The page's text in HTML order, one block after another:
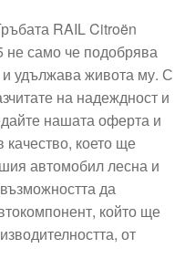
RAIL Citroën
не само че подобрява
удължава живота му. С
на надеждност и
нашата оферта и
качество, което ще
автомобил лесна и
да
който ще
от